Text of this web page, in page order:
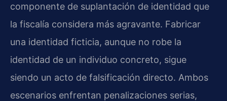
componente de suplantación de identidad que
la fiscalía considera más agravante. Fabricar
una identidad ficticia, aunque no robe la
identidad de un individuo concreto, sigue
siendo un acto de falsificación directo. Ambos
escenarios enfrentan penalizaciones serias,